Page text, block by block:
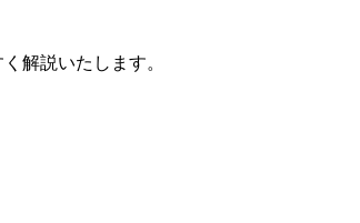
解説いたします。